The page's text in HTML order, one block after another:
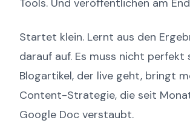
Tools. Und veröffentlichen am
Startet klein. Lernt aus den
darauf auf. Es muss nicht perfekt
Blogartikel, der live geht, bringt
Content-Strategie, die seit
Google Doc verstaubt.